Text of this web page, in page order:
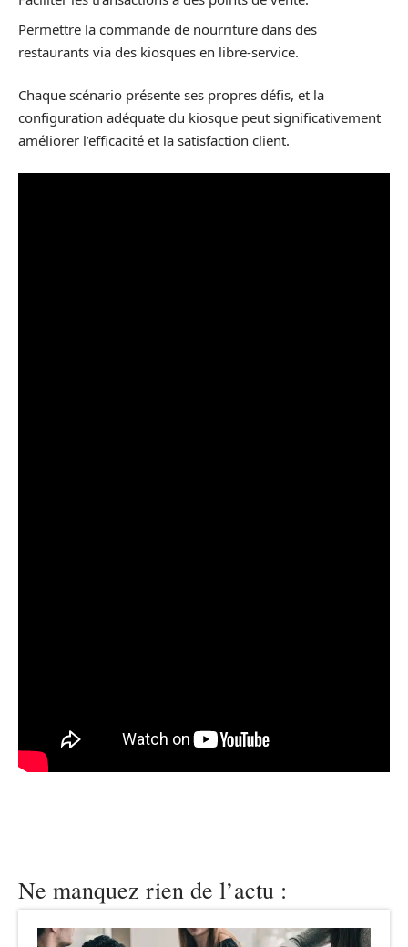
Permettre la commande de nourriture dans des
restaurants via des kiosques en libre-service.
Chaque scénario présente ses propres défis, et la
configuration adéquate du kiosque peut significativement
améliorer l’efficacité et la satisfaction client.
Ne manquez rien de l’actu :